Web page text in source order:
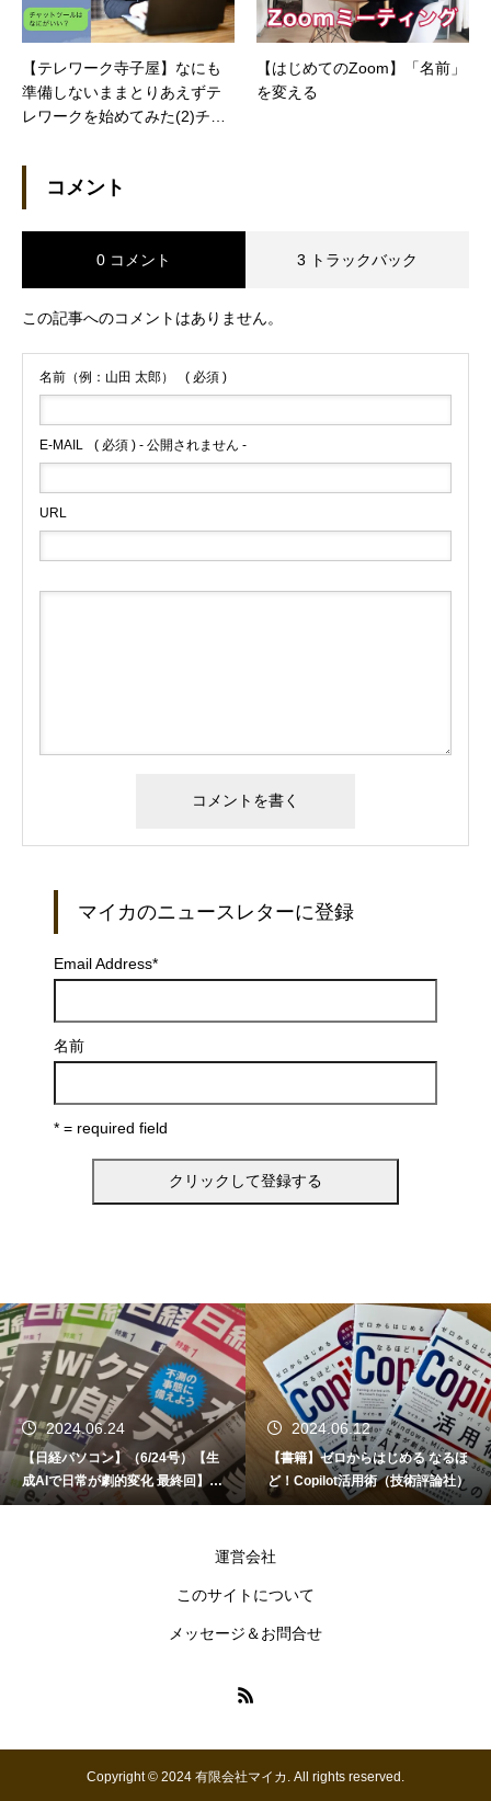
【テレワーク寺子屋】なにも
準備しないままとりあえずテ
レワークを始めてみた(2)チャ
【はじめてのZoom】「名前」
を変える
コメント
0 コメント 3 トラックバック
この記事へのコメントはありません。
名前（例：山田 太郎） ( 必須 )
E-MAIL ( 必須 ) - 公開されません -
URL
マイカのニュースレターに登録
Email Address*
名前
* = required field
2024.06.24
【日経パソコン】（6/24号）【生
成AIで日常が劇的変化 最終回】 A
I時代のアプリケーション／サービ
2024.06.12
【書籍】ゼロからはじめる なるほ
ど！Copilot活用術（技術評論社）
運営会社
このサイトについて
メッセージ＆お問合せ
Copyright © 2024 有限会社マイカ. All rights reserved.